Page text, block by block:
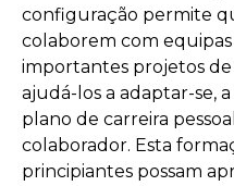
configuração permite
colaborem com
importantes projetos de
ajudá-los a adaptar-se,
plano de carreira
colaborador. Esta
principiantes possam